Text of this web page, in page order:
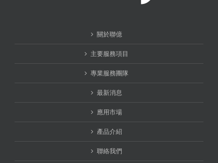
關於聯億
主要服務項目
專業服務團隊
最新消息
應用市場
產品介紹
聯絡我們